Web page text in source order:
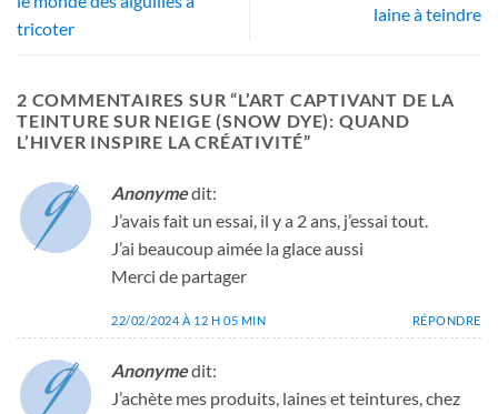
tricoter
laine à teindre
2 COMMENTAIRES SUR “L’ART CAPTIVANT DE LA
TEINTURE SUR NEIGE (SNOW DYE): QUAND
L’HIVER INSPIRE LA CRÉATIVITÉ”
Anonymedit:
J’avais fait un essai, il y a 2 ans, j’essai tout.
J’ai beaucoup aimée la glace aussi
Merci de partager
22/02/2024 À 12 H 05 MIN RÉPONDRE
Anonymedit:
J’achète mes produits, laines et teintures, chez